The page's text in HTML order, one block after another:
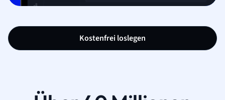
Kostenfrei loslegen